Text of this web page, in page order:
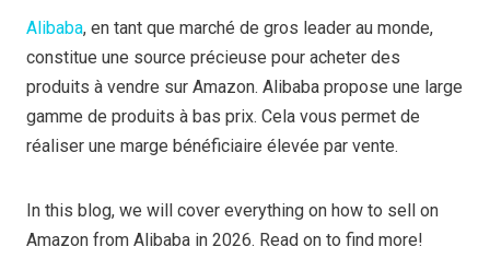
Alibaba, en tant que marché de gros leader au monde,
constitue une source précieuse pour acheter des
produits à vendre sur Amazon. Alibaba propose une large
gamme de produits à bas prix. Cela vous permet de
réaliser une marge bénéficiaire élevée par vente.
In this blog, we will cover everything on how to sell on
Amazon from Alibaba in 2026. Read on to find more!